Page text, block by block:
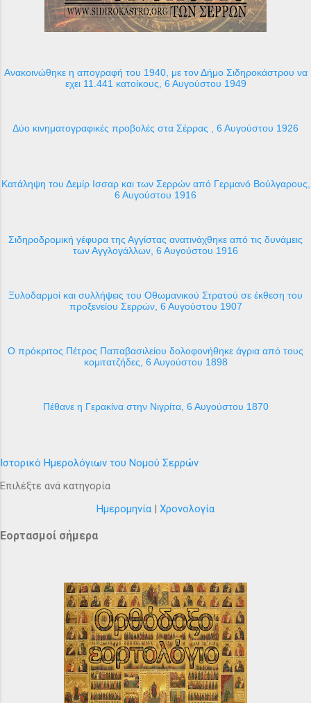
Ανακοινώθηκε η απογραφή του 1940, με τον Δήμο Σιδηροκάστρου να
εχει 11.441 κατοίκους, 6 Αυγούστου 1949
Δύο κινηματογραφικές προβολές στα Σέρρας , 6 Αυγούστου 1926
Κατάληψη του Δεμίρ Ισσαρ και των Σερρών από Γερμανό Βούλγαρους,
6 Αυγούστου 1916
Σιδηροδρομική γέφυρα της Αγγίστας ανατινάχθηκε από τις δυνάμεις
των Αγγλογάλλων, 6 Αυγούστου 1916
Ξυλοδαρμοί και συλλήψεις του Οθωμανικού Στρατού σε έκθεση του
προξενείου Σερρών, 6 Αυγούστου 1907
Ο πρόκριτος Πέτρος Παπαβασιλείου δολοφονήθηκε άγρια από τους
κομιτατζήδες, 6 Αυγούστου 1898
Πέθανε η Γερακίνα στην Νιγρίτα, 6 Αυγούστου 1870
Ιστορικό Ημερολόγιων του Νομού Σερρών
Επιλέξτε ανά κατηγορία
Ημερομηνία | Χρονολογία
Εορτασμοί σήμερα